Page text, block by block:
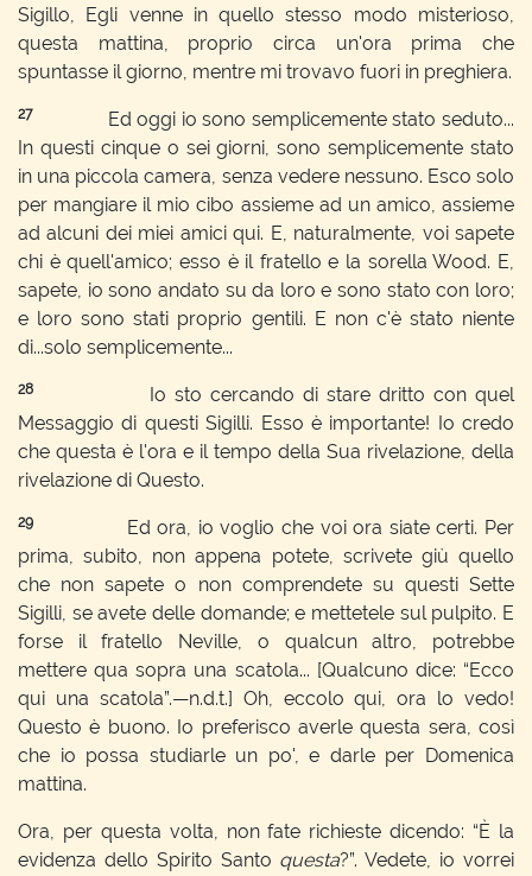
Sigillo, Egli venne in quello stesso modo misterioso,
questa mattina, proprio circa un'ora prima che
spuntasse il giorno, mentre mi trovavo fuori in preghiera.
27
Ed oggi io sono semplicemente stato seduto...
In questi cinque o sei giorni, sono semplicemente stato
in una piccola camera, senza vedere nessuno. Esco solo
per mangiare il mio cibo assieme ad un amico, assieme
ad alcuni dei miei amici qui. E, naturalmente, voi sapete
chi è quell'amico; esso è il fratello e la sorella Wood. E,
sapete, io sono andato su da loro e sono stato con loro;
e loro sono stati proprio gentili. E non c'è stato niente
di...solo semplicemente...
28
Io sto cercando di stare dritto con quel
Messaggio di questi Sigilli. Esso è importante! Io credo
che questa è l'ora e il tempo della Sua rivelazione, della
rivelazione di Questo.
29
Ed ora, io voglio che voi ora siate certi. Per
prima, subito, non appena potete, scrivete giù quello
che non sapete o non comprendete su questi Sette
Sigilli, se avete delle domande; e mettetele sul pulpito. E
forse il fratello Neville, o qualcun altro, potrebbe
mettere qua sopra una scatola... [Qualcuno dice: “Ecco
qui una scatola”.—n.d.t.] Oh, eccolo qui, ora lo vedo!
Questo è buono. Io preferisco averle questa sera, così
che io possa studiarle un po', e darle per Domenica
mattina.
Ora, per questa volta, non fate richieste dicendo: “È la
evidenza dello Spirito Santo questa?”. Vedete, io vorrei